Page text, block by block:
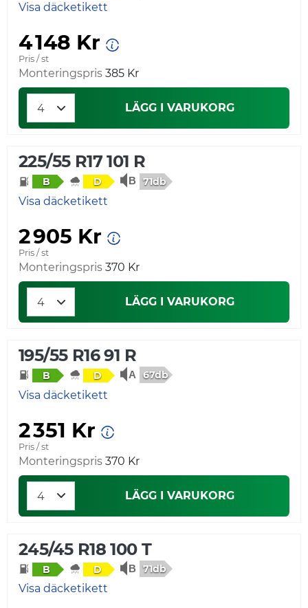
Visa däcketikett
4 148 Kr
Pris / st
Monteringspris 385 Kr
LÄGG I VARUKORG
225/55 R17 101 R
B D 71db
Visa däcketikett
2 905 Kr
Pris / st
Monteringspris 370 Kr
LÄGG I VARUKORG
195/55 R16 91 R
B D 67db
Visa däcketikett
2 351 Kr
Pris / st
Monteringspris 370 Kr
LÄGG I VARUKORG
245/45 R18 100 T
B D 71db
Visa däcketikett